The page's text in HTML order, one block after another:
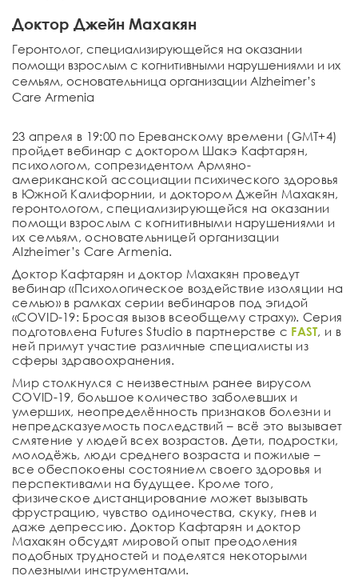
Доктор Джейн Махакян
Геронтолог, специализирующейся на оказании
помощи взрослым с когнитивными нарушениями и их
семьям, основательница организации Alzheimer’s
Care Armenia
23 апреля в 19:00 по Ереванскому времени (GMT+4)
пройдет вебинар с доктором Шакэ Кафтарян,
психологом, сопрезидентом Армяно-
американской ассоциации психического здоровья
в Южной Калифорнии, и доктором Джейн Махакян,
геронтологом, специализирующейся на оказании
помощи взрослым с когнитивными нарушениями и
их семьям, основательницей организации
Alzheimer’s Care Armenia.
Доктор Кафтарян и доктор Махакян проведут
вебинар «Психологическое воздействие изоляции на
семью» в рамках серии вебинаров под эгидой
«COVID-19: Бросая вызов всеобщему страху». Серия
подготовлена Futures Studio в партнерстве с FAST, и в
ней примут участие различные специалисты из
сферы здравоохранения.
Мир столкнулся с неизвестным ранее вирусом
COVID-19, большое количество заболевших и
умерших, неопределённость признаков болезни и
непредсказуемость последствий – всё это вызывает
смятение у людей всех возрастов. Дети, подростки,
молодёжь, люди среднего возраста и пожилые –
все обеспокоены состоянием своего здоровья и
перспективами на будущее. Кроме того,
физическое дистанцирование может вызывать
фрустрацию, чувство одиночества, скуку, гнев и
даже депрессию. Доктор Кафтарян и доктор
Махакян обсудят мировой опыт преодоления
подобных трудностей и поделятся некоторыми
полезными инструментами.